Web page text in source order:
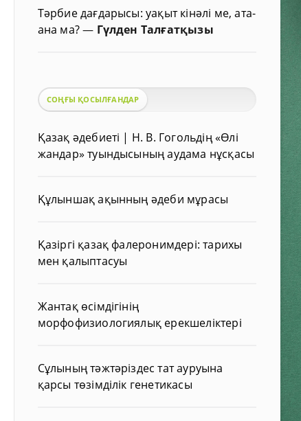
Тәрбие дағдарысы: уақыт кінәлі ме, ата-
ана ма?— Гүлден Талғатқызы
СОҢҒЫ ҚОСЫЛҒАНДАР
Қазақ әдебиеті | Н. В. Гогольдің «Өлі
жандар» туындысының аудама нұсқасы
Құлыншақ ақынның әдеби мұрасы
Қазіргі қазақ фалеронимдері: тарихы
мен қалыптасуы
Жантақ өсімдігінің
морфофизиологиялық ерекшеліктері
Сұлының тәжтәріздес тат ауруына
қарсы төзімділік генетикасы